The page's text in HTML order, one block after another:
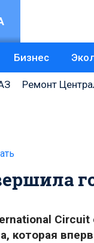
Бизнес
Ремонт
которая